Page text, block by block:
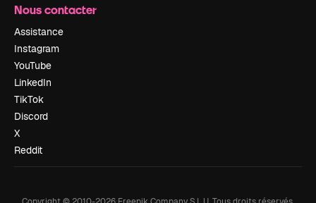
Nous contacter
Assistance
Instagram
YouTube
LinkedIn
TikTok
Discord
X
Reddit